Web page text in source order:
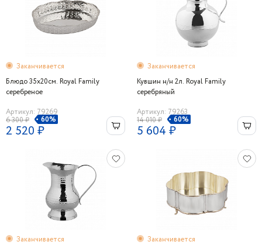
Заканчивается
Блюдо 35x20см. Royal Family
серебреное
Артикул: 79269
6 300 ₽
60%
2 520 ₽
Заканчивается
Кувшин н/н 2л. Royal Family
серебряный
Артикул: 79263
14 010 ₽
60%
5 604 ₽
Заканчивается
Заканчивается